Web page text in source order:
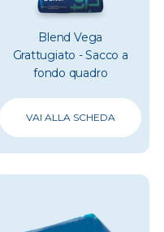
Blend Vega
Grattugiato - Sacco a
fondo quadro
VAI ALLA SCHEDA